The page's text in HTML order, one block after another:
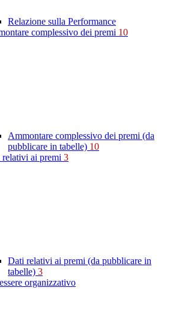
Relazione sulla Performance
complessivo dei premi 10
Ammontare complessivo dei premi (da
pubblicare in tabelle) 10
ai premi 3
Dati relativi ai premi (da pubblicare in
tabelle) 3
organizzativo